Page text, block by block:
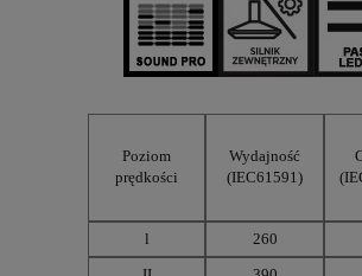
Poziom
prędkości
Wydajność
(IEC61591)
l 260